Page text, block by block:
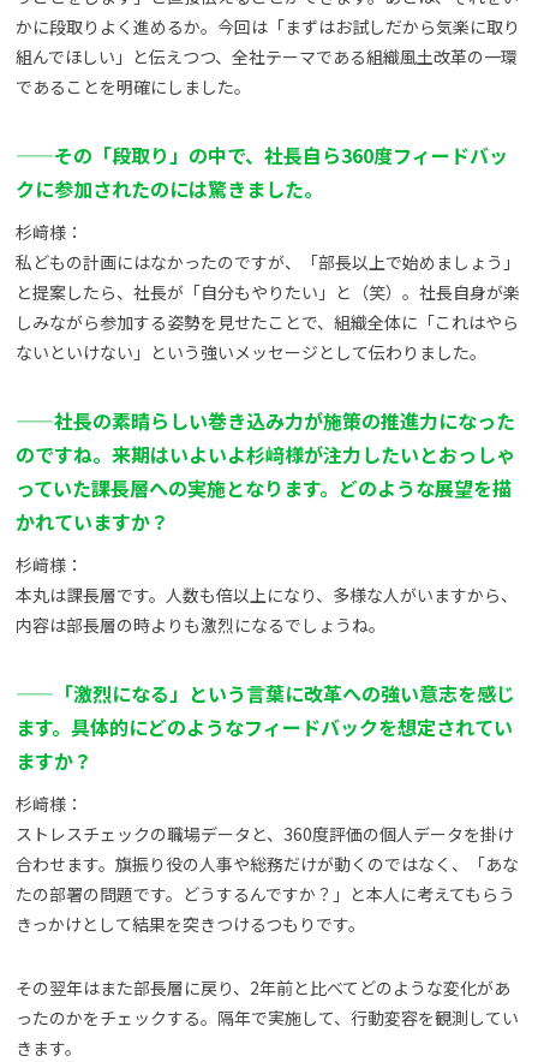
かに段取りよく進めるか。今回は「まずはお試しだから気楽に取り
組んでほしい」と伝えつつ、全社テーマである組織風土改革の一環
であることを明確にしました。
——その「段取り」の中で、社長自ら360度フィードバッ
クに参加されたのには驚きました。
杉﨑様：
私どもの計画にはなかったのですが、「部長以上で始めましょう」
と提案したら、社長が「自分もやりたい」と（笑）。社長自身が楽
しみながら参加する姿勢を見せたことで、組織全体に「これはやら
ないといけない」という強いメッセージとして伝わりました。
——社長の素晴らしい巻き込み力が施策の推進力になった
のですね。来期はいよいよ杉﨑様が注力したいとおっしゃ
っていた課長層への実施となります。どのような展望を描
かれていますか？
杉﨑様：
本丸は課長層です。人数も倍以上になり、多様な人がいますから、
内容は部長層の時よりも激烈になるでしょうね。
—— 「激烈になる」という言葉に改革への強い意志を感じ
ます。具体的にどのようなフィードバックを想定されてい
ますか？
杉﨑様：
ストレスチェックの職場データと、360度評価の個人データを掛け
合わせます。旗振り役の人事や総務だけが動くのではなく、「あな
たの部署の問題です。どうするんですか？」と本人に考えてもらう
きっかけとして結果を突きつけるつもりです。
その翌年はまた部長層に戻り、2年前と比べてどのような変化があ
ったのかをチェックする。隔年で実施して、行動変容を観測してい
きます。